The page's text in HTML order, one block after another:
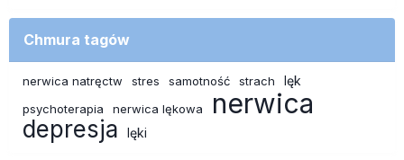
Chmura tagów
nerwica natręctw stres samotność strach lęk
psychoterapia nerwica lękowa nerwica
depresja lęki